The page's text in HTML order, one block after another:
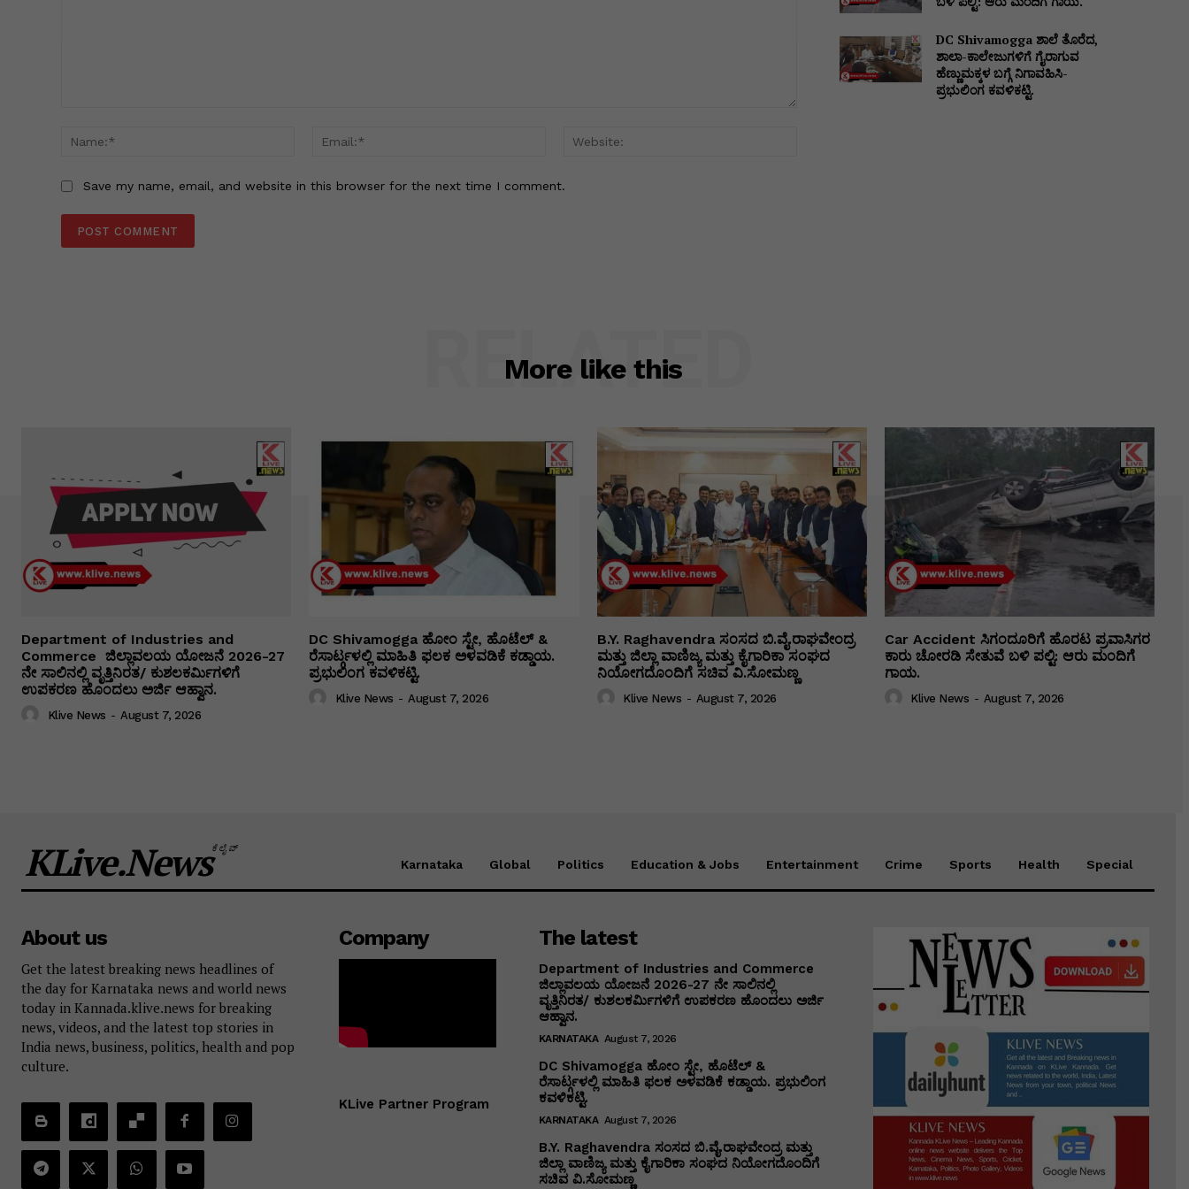
Name:*
Email:*
Save my name, email, and website in this browser for the next time I comment.
DC Shivamogga ಶಾಲೆ ತೊರೆದ,
ಶಾಲಾ-ಕಾಲೇಜುಗಳಿಗೆ ಗೈರಾಗುವ
ಹೆಣ್ಣುಮಕ್ಕಳ ಬಗ್ಗೆ ನಿಗಾವಹಿಸಿ-
ಪ್ರಭುಲಿಂಗ ಕವಳಿಕಟ್ಟಿ.
More like this
RELATED
Department of Industries and
Commerce ಜಿಲ್ಲಾವಲಯ ಯೋಜನೆ 2026-27
ನೇ ಸಾಲಿನಲ್ಲಿ ವೃತ್ತಿನಿರತ/ ಕುಶಲಕರ್ಮಿಗಳಿಗೆ
ಉಪಕರಣ ಹೊಂದಲು ಅರ್ಜಿ ಆಹ್ವಾನ.
Klive News - August 7, 2026
DC Shivamogga ಹೋಂ ಸ್ಟೇ, ಹೊಟೆಲ್ &
ರೆಸಾರ್ಟ್ಗಳಲ್ಲಿ ಮಾಹಿತಿ ಫಲಕ ಅಳವಡಿಕೆ ಕಡ್ಡಾಯ.
ಪ್ರಭುಲಿಂಗ ಕವಳಿಕಟ್ಟಿ.
Klive News - August 7, 2026
B.Y. Raghavendra ಸಂಸದ ಬಿ.ವೈ.ರಾಘವೇಂದ್ರ
ಮತ್ತು ಜಿಲ್ಲಾ ವಾಣಿಜ್ಯ ಮತ್ತು ಕೈಗಾರಿಕಾ ಸಂಘದ
ನಿಯೋಗದೊಂದಿಗೆ ಸಚಿವ ವಿ‌.ಸೋಮಣ್ಣ
Klive News - August 7, 2026
Car Accident ಸಿಗಂದೂರಿಗೆ ಹೊರಟ ಪ್ರವಾಸಿಗರ
ಕಾರು ಚೋರಡಿ ಸೇತುವೆ ಬಳಿ ಪಲ್ಟಿ: ಆರು ಮಂದಿಗೆ
ಗಾಯ.
Klive News - August 7, 2026
KLive.Newsಕೆಲೈವ್
Karnataka Global Politics Education & Jobs Entertainment Crime Sports Health Special
About us
Get the latest breaking news headlines of
the day for Karnataka news and world news
today in Kannada.klive.news for breaking
news, videos, and the latest top stories in
India news, business, politics, health and pop
culture.
Company
KLive Partner Program
The latest
Department of Industries and Commerce
ಜಿಲ್ಲಾವಲಯ ಯೋಜನೆ 2026-27 ನೇ ಸಾಲಿನಲ್ಲಿ
ವೃತ್ತಿನಿರತ/ ಕುಶಲಕರ್ಮಿಗಳಿಗೆ ಉಪಕರಣ ಹೊಂದಲು ಅರ್ಜಿ
ಆಹ್ವಾನ.
KARNATAKA August 7, 2026
DC Shivamogga ಹೋಂ ಸ್ಟೇ, ಹೊಟೆಲ್ &
ರೆಸಾರ್ಟ್ಗಳಲ್ಲಿ ಮಾಹಿತಿ ಫಲಕ ಅಳವಡಿಕೆ ಕಡ್ಡಾಯ. ಪ್ರಭುಲಿಂಗ
ಕವಳಿಕಟ್ಟಿ.
KARNATAKA August 7, 2026
B.Y. Raghavendra ಸಂಸದ ಬಿ.ವೈ.ರಾಘವೇಂದ್ರ ಮತ್ತು
ಜಿಲ್ಲಾ ವಾಣಿಜ್ಯ ಮತ್ತು ಕೈಗಾರಿಕಾ ಸಂಘದ ನಿಯೋಗದೊಂದಿಗೆ
ಸಚಿವ ವಿ‌.ಸೋಮಣ್ಣ